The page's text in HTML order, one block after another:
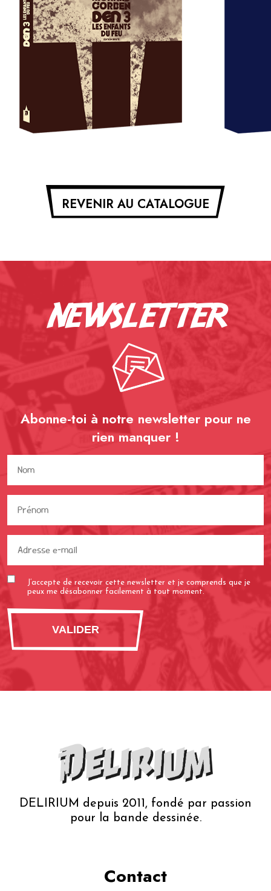
REVENIR AU CATALOGUE
newsletter
Abonne-toi à notre newsletter pour ne
rienmanquer !
(Nécessaire)
J’accepte de recevoir cette newsletter et je comprends que je
peux me désabonner facilement à tout moment.
DELIRIUM depuis 2011, fondé par passion
pour la bande dessinée.
Contact